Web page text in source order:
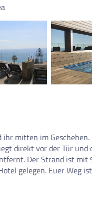
ihr mitten im Geschehen.
direkt vor der Tür und
Der Strand ist mit
gelegen. Euer Weg